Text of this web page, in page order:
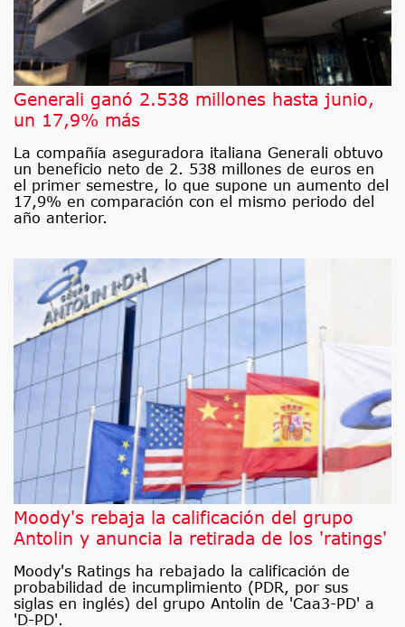
Generali ganó 2.538 millones hasta junio,
un 17,9% más
La compañía aseguradora italiana Generali obtuvo
un beneficio neto de 2. 538 millones de euros en
el primer semestre, lo que supone un aumento del
17,9% en comparación con el mismo periodo del
año anterior.
Moody's rebaja la calificación del grupo
Antolin y anuncia la retirada de los 'ratings'
Moody's Ratings ha rebajado la calificación de
probabilidad de incumplimiento (PDR, por sus
siglas en inglés) del grupo Antolin de 'Caa3-PD' a
'D-PD'.